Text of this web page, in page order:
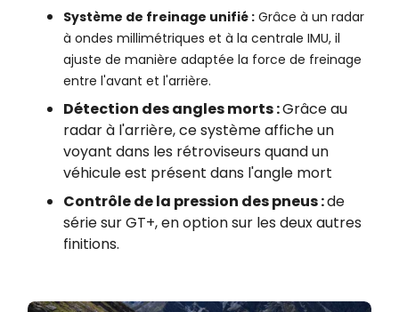
Système de freinage unifié : Grâce à un radar
à ondes millimétriques et à la centrale IMU, il
ajuste de manière adaptée la force de freinage
entre l'avant et l'arrière.
Détection des angles morts :Grâce au
radar à l'arrière, ce système affiche un
voyant dans les rétroviseurs quand un
véhicule est présent dans l'angle mort
Contrôle de la pression des pneus :de
série sur GT+, en option sur les deux autres
finitions.